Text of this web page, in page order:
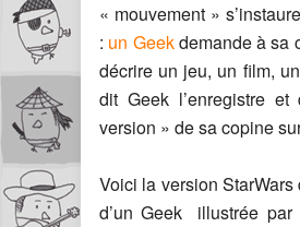
« mouvement »
: un Geekdemande à sa
décrire un jeu, un film,
dit Geek l’enregistre
version » de sa copine
Voici la version
d’un Geek illustrée par